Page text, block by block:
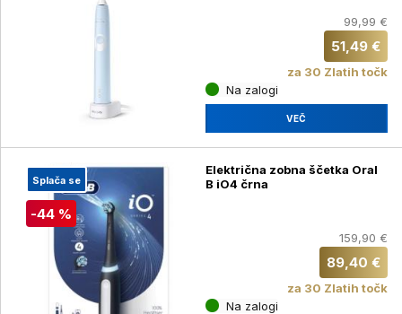
99,99 €
51,49 €
za 30 Zlatih točk
Na zalogi
VEČ
Splača se
-44 %
Električna zobna ščetka Oral
B iO4 črna
159,90 €
89,40 €
za 30 Zlatih točk
Na zalogi